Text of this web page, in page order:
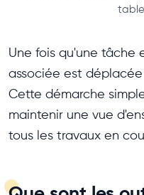
Une fois qu'une tâche
associée est déplacée
Cette démarche
maintenir une vue
tous les travaux en